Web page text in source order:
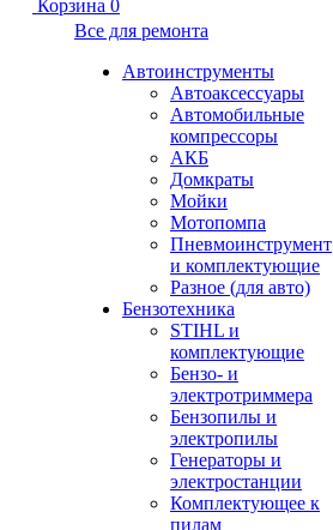
Корзина 0
Все для ремонта
Автоинструменты
Автоаксессуары
Автомобильные
компрессоры
АКБ
Домкраты
Мойки
Мотопомпа
Пневмоинструмент
и комплектующие
Разное (для авто)
Бензотехника
STIHL и
комплектующие
Бензо- и
электротриммера
Бензопилы и
электропилы
Генераторы и
электростанции
Комплектующее к
пилам